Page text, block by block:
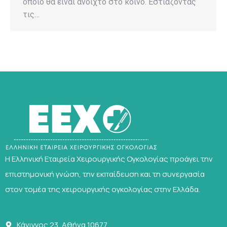
τις…
Η Ελληνική Εταιρεία Χειρουργικής Ογκολογίας προάγει την
επιστημονική γνώση, την εκπαίδευση και τη συνεργασία
στον τομέα της χειρουργικής ογκολογίας στην Ελλάδα.
Κάνιγγος 23, Αθήνα 10677